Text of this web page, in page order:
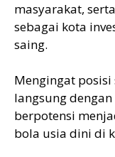
masyarakat,
sebagai kota
saing.
Mengingat
langsung
berpotensi
bola usia dini di